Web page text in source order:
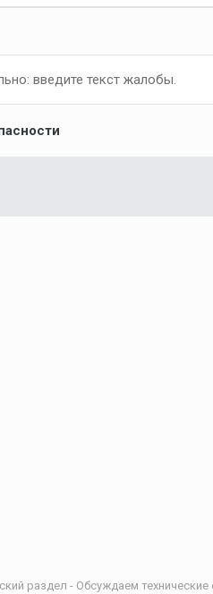
введите текст жалобы.
раздел - Обсуждаем технические